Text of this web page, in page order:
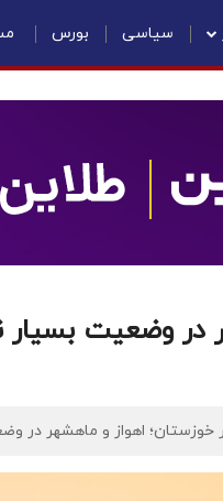
سیاسی بورس